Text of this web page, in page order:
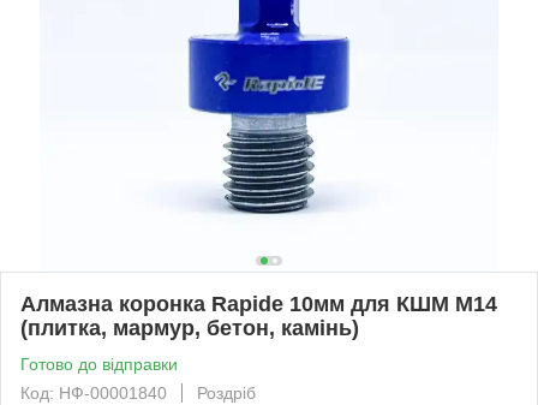
Алмазна коронка Rapide 10мм для КШМ М14
(плитка, мармур, бетон, камінь)
Готово до відправки
Код: НФ-00001840
Роздріб